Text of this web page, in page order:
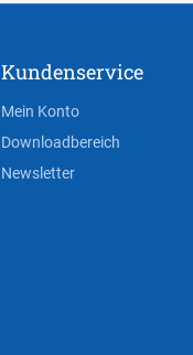
Kundenservice
Mein Konto
Downloadbereich
Newsletter